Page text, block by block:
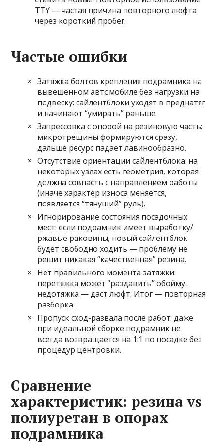
TTY — частая причина повторного люфта
через короткий пробег.
Частые ошибки
Затяжка болтов крепления подрамника на
вывешенном автомобиле без нагрузки на
подвеску: сайлентблоки уходят в преднатяг
и начинают “умирать” раньше.
Запрессовка с опорой на резиновую часть:
микротрещины формируются сразу,
дальше ресурс падает лавинообразно.
Отсутствие ориентации сайлентблока: на
некоторых узлах есть геометрия, которая
должна совпасть с направлением работы
(иначе характер износа меняется,
появляется “тянущий” руль).
Игнорирование состояния посадочных
мест: если подрамник имеет выработку/
ржавые раковины, новый сайлентблок
будет свободно ходить — проблему не
решит никакая “качественная” резина.
Нет правильного момента затяжки:
перетяжка может “раздавить” обойму,
недотяжка — даст люфт. Итог — повторная
разборка.
Пропуск сход-развала после работ: даже
при идеальной сборке подрамник не
всегда возвращается на 1:1 по посадке без
процедур центровки.
Сравнение
характеристик: резина vs
полиуретан в опорах
подрамника